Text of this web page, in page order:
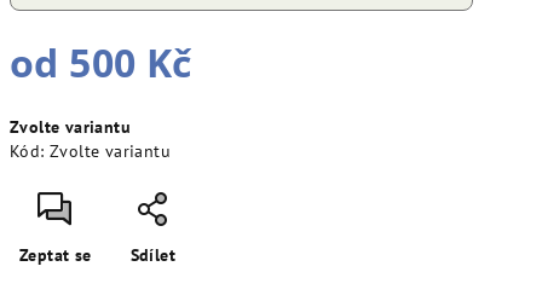
od 500 Kč
cena:
Zvolte variantu
Kód: Zvolte variantu
Zeptat se Sdílet